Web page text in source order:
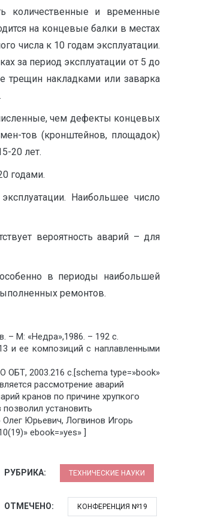
количественные и временные
на концевые балки в местах
числа к 10 годам эксплуатации.
за период эксплуатации от 5 до
трещин накладками или заварка
чем дефекты концевых
тов (кронштейнов, площадок)
20 лет.
годами.
Наибольшее число
вероятность аварий – для
в периоды наибольшей
ремонтов.
М: «Недра»,1986. – 192 с.
и ее композиций с наплавленными
ОБТ, 2003.216 с.[schema type=»book»
рассмотрение аварий
кранов по причине хрупкого
установить
Юрьевич, Логвинов Игорь
ebook=»yes» ]
РУБРИКА: ТЕХНИЧЕСКИЕ НАУКИ
ОТМЕЧЕНО: КОНФЕРЕНЦИЯ №19